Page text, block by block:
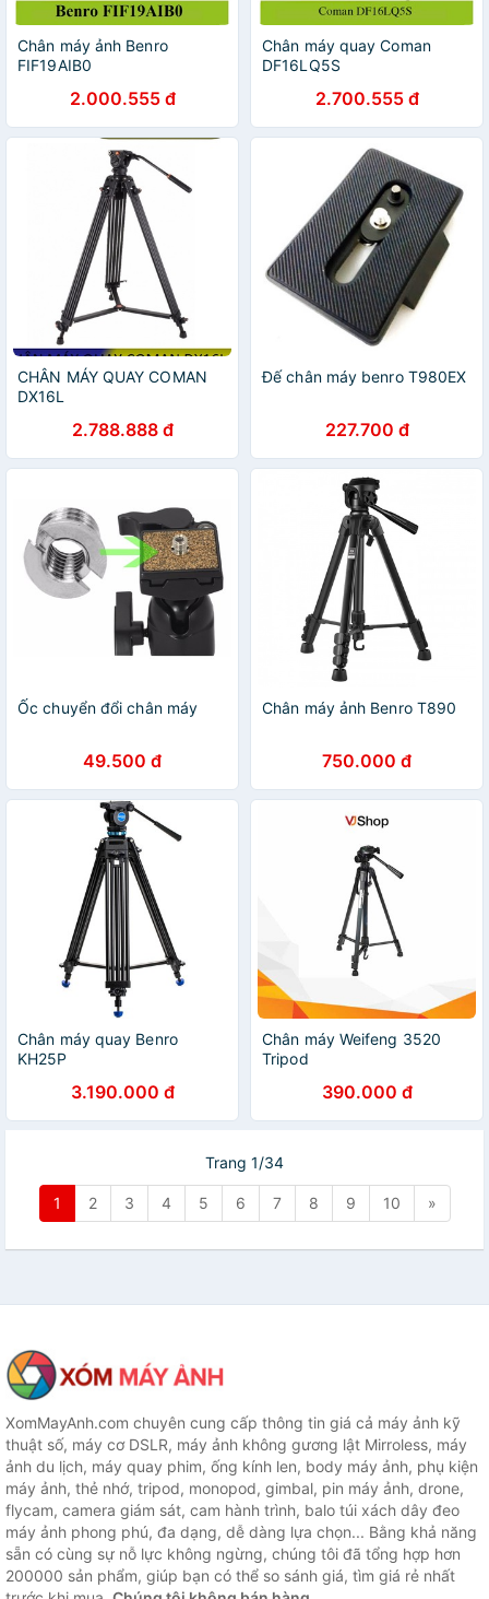
Chân máy ảnh Benro
FIF19AIB0
2.000.555 đ
Chân máy quay Coman
DF16LQ5S
2.700.555 đ
CHÂN MÁY QUAY COMAN
DX16L
2.788.888 đ
Đế chân máy benro T980EX
227.700 đ
Ốc chuyển đổi chân máy
49.500 đ
Chân máy ảnh Benro T890
750.000 đ
Chân máy quay Benro
KH25P
3.190.000 đ
Chân máy Weifeng 3520
Tripod
390.000 đ
Trang 1/34
1 2 3 4 5 6 7 8 9 10 »
XomMayAnh.com chuyên cung cấp thông tin giá cả máy ảnh kỹ
thuật số, máy cơ DSLR, máy ảnh không gương lật Mirroless, máy
ảnh du lịch, máy quay phim, ống kính len, body máy ảnh, phụ kiện
máy ảnh, thẻ nhớ, tripod, monopod, gimbal, pin máy ảnh, drone,
flycam, camera giám sát, cam hành trình, balo túi xách dây đeo
máy ảnh phong phú, đa dạng, dễ dàng lựa chọn... Bằng khả năng
sẵn có cùng sự nỗ lực không ngừng, chúng tôi đã tổng hợp hơn
200000 sản phẩm, giúp bạn có thể so sánh giá, tìm giá rẻ nhất